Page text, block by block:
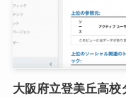
大阪府立登美丘高校